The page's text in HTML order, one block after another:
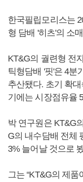
한국필립모리스는
형 담배 '히츠'의 소
KT&G의 궐련형 전
틱형담배 '핏'은 4분
추산됐다. 초기 확
기에는 시장점유율
박 연구원은 KT&G
G의 내수담배 전체
3% 늘어날 것으로
그는 “KT&G의 제